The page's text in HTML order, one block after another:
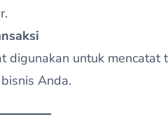
digunakan untuk mencatat
Anda.